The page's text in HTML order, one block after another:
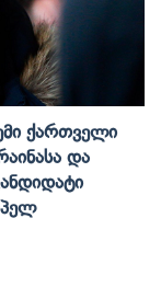
Ქართველი
Და